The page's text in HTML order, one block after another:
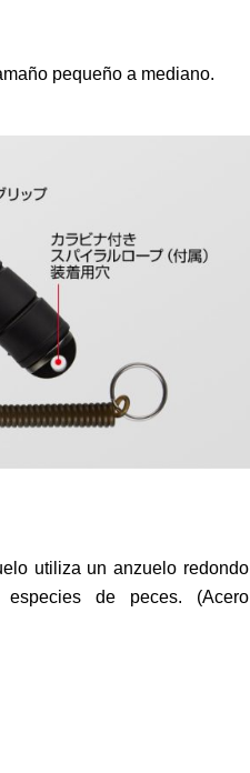
pequeño a mediano.
utiliza un anzuelo redondo
de peces. (Acero